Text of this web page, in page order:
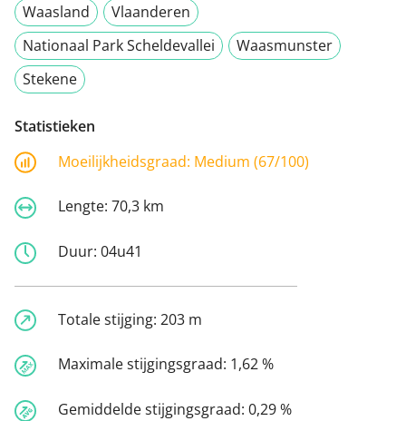
Waasland
Vlaanderen
Nationaal Park Scheldevallei
Waasmunster
Stekene
Statistieken
Moeilijkheidsgraad: Medium (67/100)
Lengte: 70,3 km
Duur: 04u41
Totale stijging: 203 m
Maximale stijgingsgraad: 1,62 %
Gemiddelde stijgingsgraad: 0,29 %